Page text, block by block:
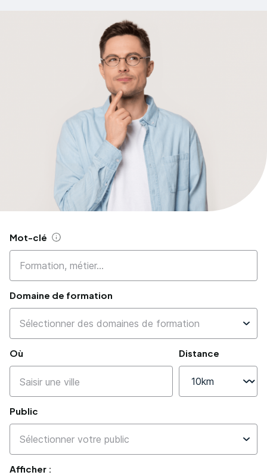
Mot-clé Aide
Domaine de formation
Où Distance
Public
Afficher :